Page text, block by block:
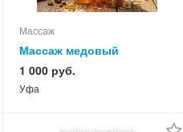
Массаж
Массаж медовый
антицеллюлитный
1 000 руб.
Уфа